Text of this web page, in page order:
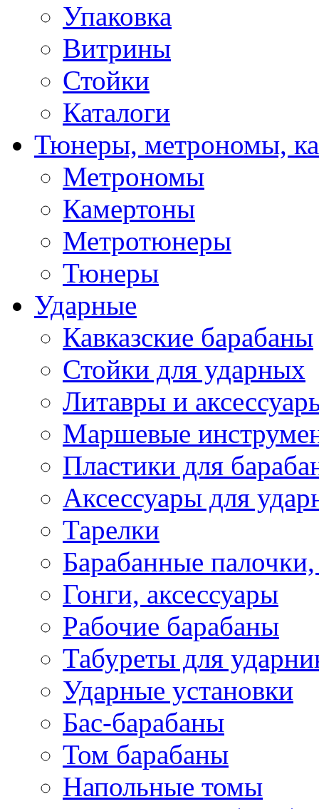
Упаковка
Витрины
Стойки
Каталоги
Тюнеры, метрономы,
Метрономы
Камертоны
Метротюнеры
Тюнеры
Ударные
Кавказские барабаны
Стойки для ударных
Литавры и
Маршевые
Пластики для
Аксессуары для
Тарелки
Барабанные палочки,
Гонги, аксессуары
Рабочие барабаны
Табуреты для
Ударные установки
Бас-барабаны
Том барабаны
Напольные томы